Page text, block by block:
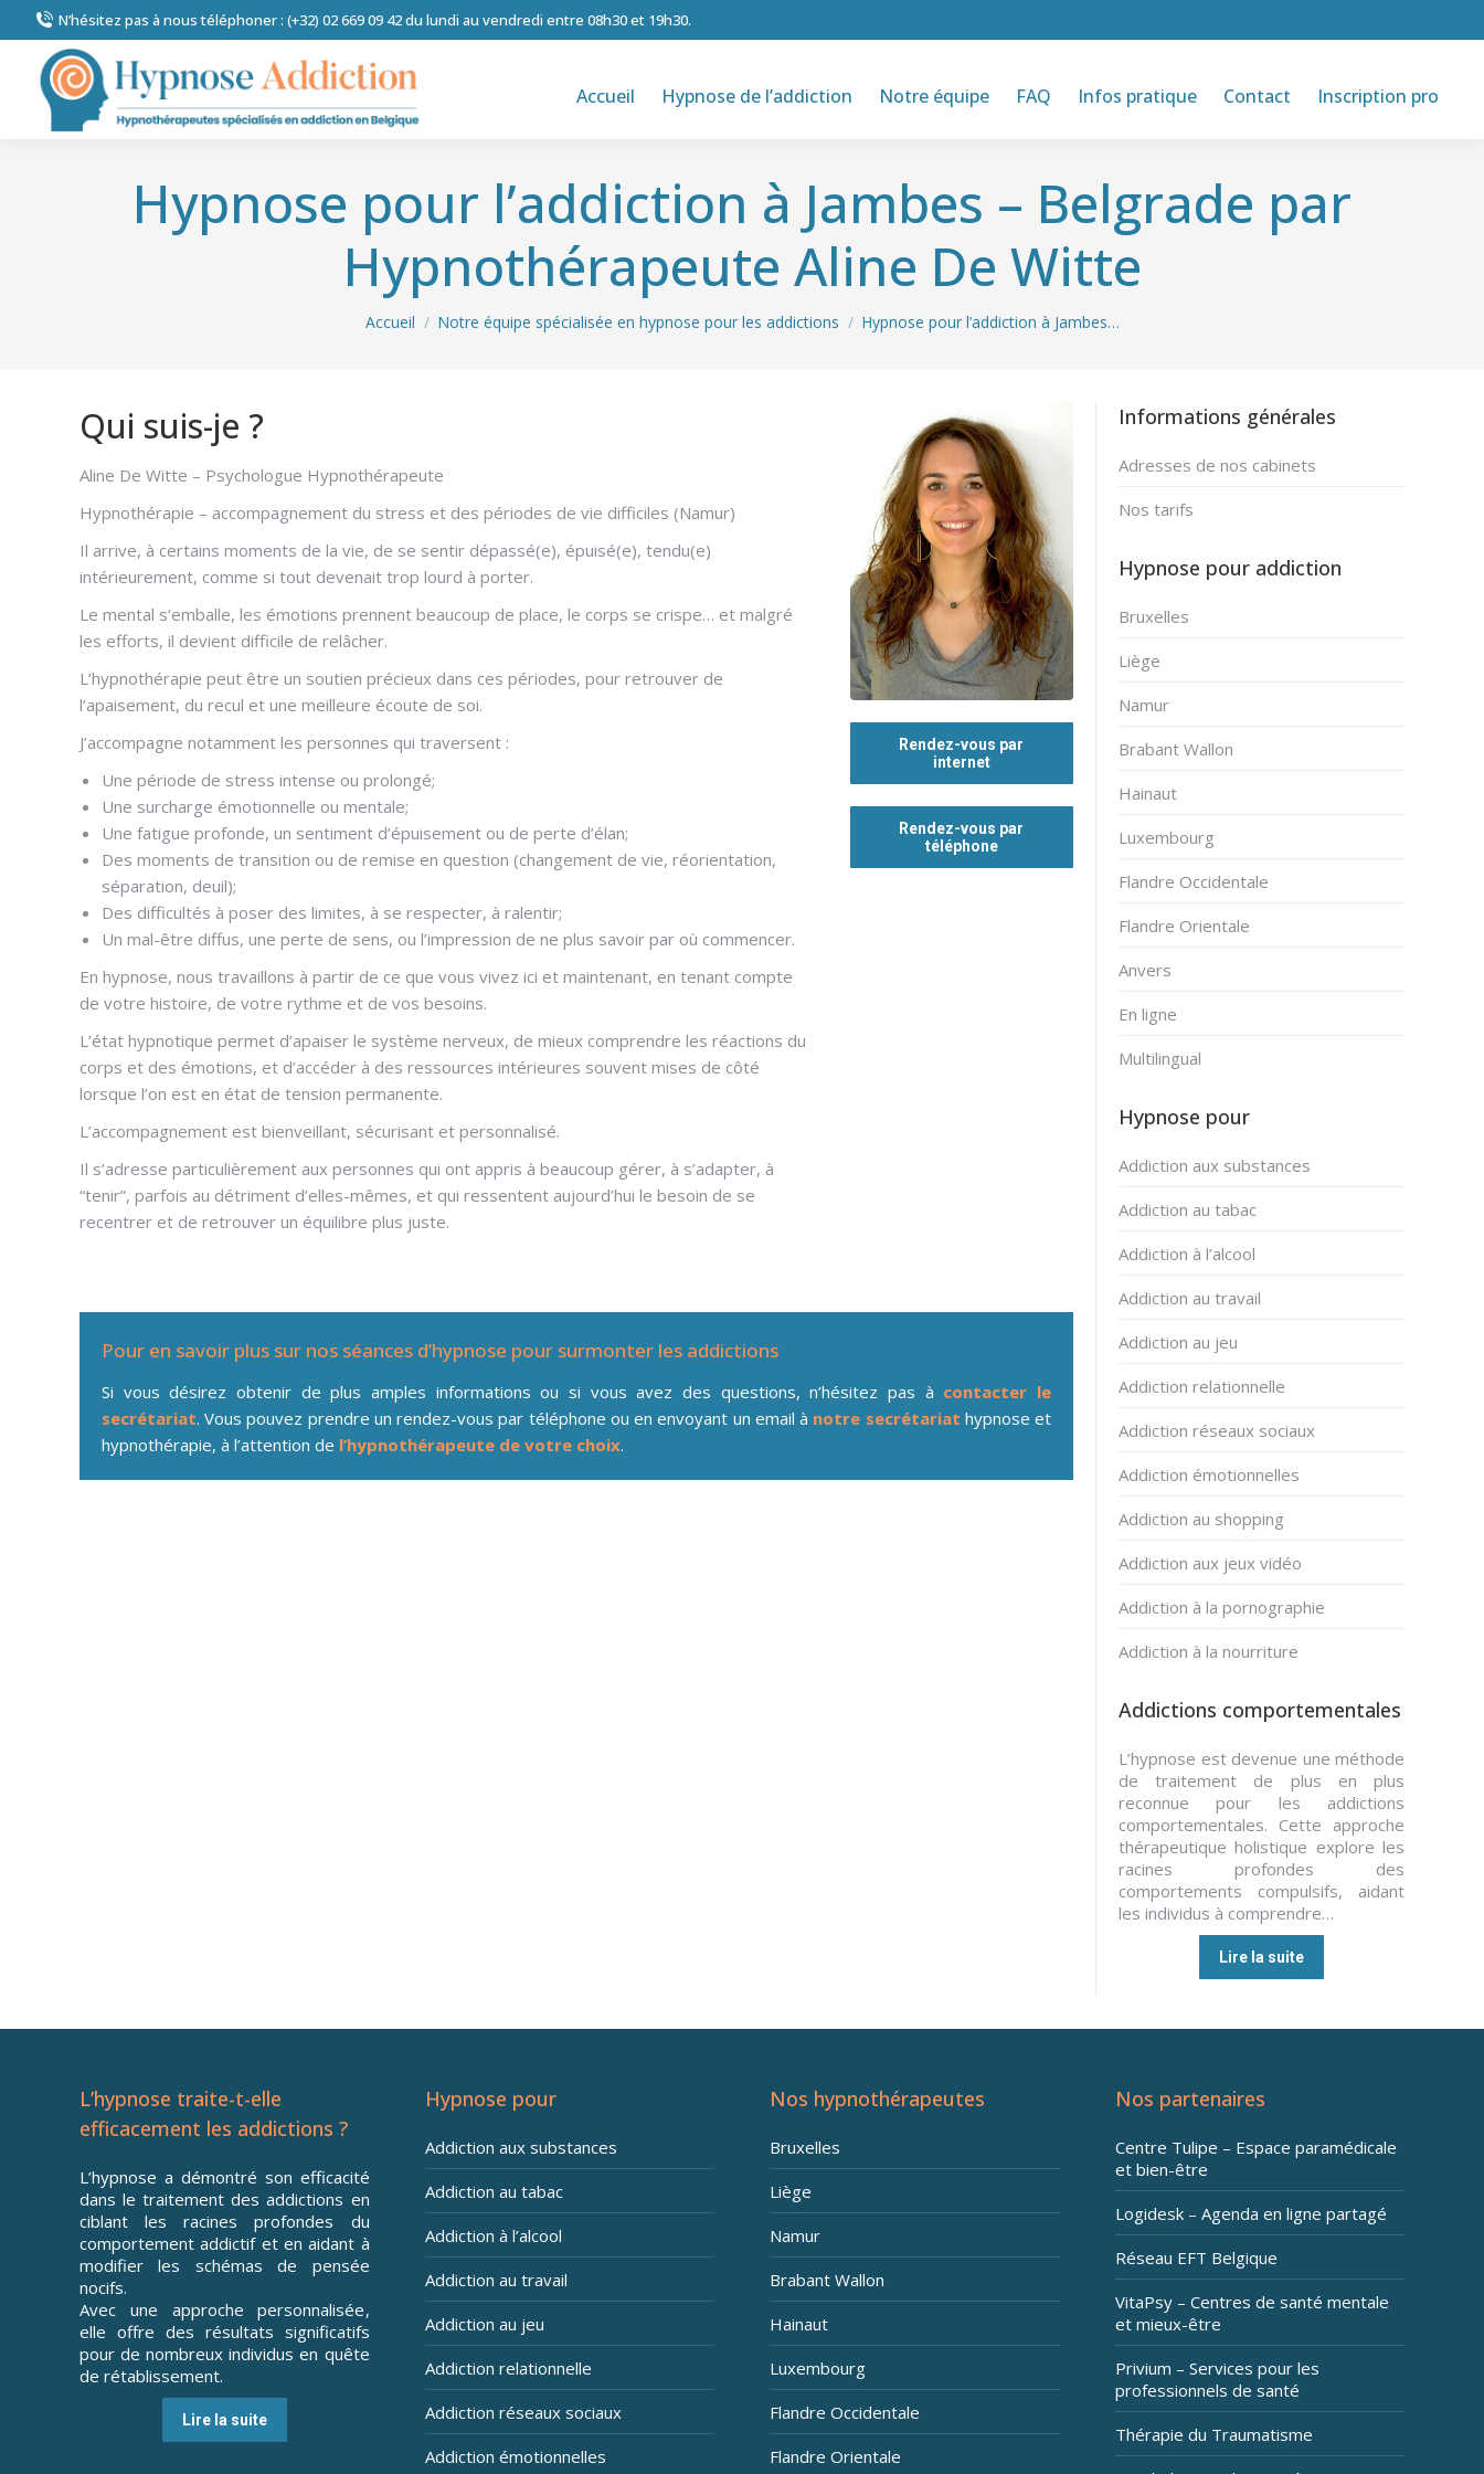
N’hésitez pas à nous téléphoner : (+32) 02 669 09 42 du lundi au vendredi entre 08h30 et 19h30.
Accueil Hypnose de l’addiction Notre équipe FAQ Infos pratique Contact Inscription pro
Hypnose pour l’addiction à Jambes – Belgrade par
Hypnothérapeute Aline De Witte
Vous êtes ici :
Accueil Notre équipe spécialisée en hypnose pour les addictions Hypnose pour l’addiction à Jambes…
Qui suis-je ?
Aline De Witte – Psychologue Hypnothérapeute
Hypnothérapie – accompagnement du stress et des périodes de vie difficiles (Namur)
Il arrive, à certains moments de la vie, de se sentir dépassé(e), épuisé(e), tendu(e)
intérieurement, comme si tout devenait trop lourd à porter.
Le mental s’emballe, les émotions prennent beaucoup de place, le corps se crispe… et malgré
les efforts, il devient difficile de relâcher.
L’hypnothérapie peut être un soutien précieux dans ces périodes, pour retrouver de
l’apaisement, du recul et une meilleure écoute de soi.
J’accompagne notamment les personnes qui traversent :
Une période de stress intense ou prolongé;
Une surcharge émotionnelle ou mentale;
Une fatigue profonde, un sentiment d’épuisement ou de perte d’élan;
Des moments de transition ou de remise en question (changement de vie, réorientation,
séparation, deuil);
Des difficultés à poser des limites, à se respecter, à ralentir;
Un mal-être diffus, une perte de sens, ou l’impression de ne plus savoir par où commencer.
En hypnose, nous travaillons à partir de ce que vous vivez ici et maintenant, en tenant compte
de votre histoire, de votre rythme et de vos besoins.
L’état hypnotique permet d’apaiser le système nerveux, de mieux comprendre les réactions du
corps et des émotions, et d’accéder à des ressources intérieures souvent mises de côté
lorsque l’on est en état de tension permanente.
L’accompagnement est bienveillant, sécurisant et personnalisé.
Il s’adresse particulièrement aux personnes qui ont appris à beaucoup gérer, à s’adapter, à
“tenir”, parfois au détriment d’elles-mêmes, et qui ressentent aujourd’hui le besoin de se
recentrer et de retrouver un équilibre plus juste.
Rendez-vous par
internet
Rendez-vous par
téléphone
Pour en savoir plus sur nos séances d’hypnose pour surmonter les addictions
Si vous désirez obtenir de plus amples informations ou si vous avez des questions, n’hésitez pas à contacter le
secrétariat. Vous pouvez prendre un rendez-vous par téléphone ou en envoyant un email à notre secrétariat hypnose et
hypnothérapie, à l’attention de l’hypnothérapeute de votre choix.
Informations générales
Adresses de nos cabinets
Nos tarifs
Hypnose pour addiction
Bruxelles
Liège
Namur
Brabant Wallon
Hainaut
Luxembourg
Flandre Occidentale
Flandre Orientale
Anvers
En ligne
Multilingual
Hypnose pour
Addiction aux substances
Addiction au tabac
Addiction à l’alcool
Addiction au travail
Addiction au jeu
Addiction relationnelle
Addiction réseaux sociaux
Addiction émotionnelles
Addiction au shopping
Addiction aux jeux vidéo
Addiction à la pornographie
Addiction à la nourriture
Addictions comportementales
L’hypnose est devenue une méthode
de traitement de plus en plus
reconnue pour les addictions
comportementales. Cette approche
thérapeutique holistique explore les
racines profondes des
comportements compulsifs, aidant
les individus à comprendre…
Lire la suite
L’hypnose traite-t-elle
efficacement les addictions ?
L’hypnose a démontré son efficacité
dans le traitement des addictions en
ciblant les racines profondes du
comportement addictif et en aidant à
modifier les schémas de pensée
nocifs.
Avec une approche personnalisée,
elle offre des résultats significatifs
pour de nombreux individus en quête
de rétablissement.
Lire la suite
Hypnose pour
Addiction aux substances
Addiction au tabac
Addiction à l’alcool
Addiction au travail
Addiction au jeu
Addiction relationnelle
Addiction réseaux sociaux
Addiction émotionnelles
Nos hypnothérapeutes
Bruxelles
Liège
Namur
Brabant Wallon
Hainaut
Luxembourg
Flandre Occidentale
Flandre Orientale
Nos partenaires
Centre Tulipe – Espace paramédicale
et bien-être
Logidesk – Agenda en ligne partagé
Réseau EFT Belgique
VitaPsy – Centres de santé mentale
et mieux-être
Privium – Services pour les
professionnels de santé
Thérapie du Traumatisme